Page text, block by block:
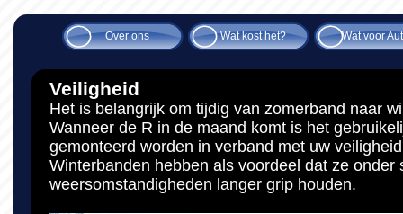
Over ons Wat kost het? Wat voor
Veiligheid
Het is belangrijk om tijdig van zomerband naar
Wanneer de R in de maand komt is het
gemonteerd worden in verband met uw
Winterbanden hebben als voordeel dat ze onder
weersomstandigheden langer grip houden.